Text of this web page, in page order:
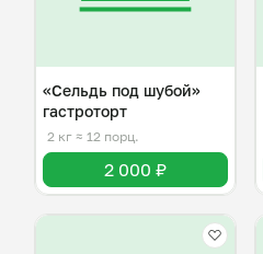
«Сельдь под шубой»
гастроторт
2 кг ≈ 12 порц.
2 000 ₽